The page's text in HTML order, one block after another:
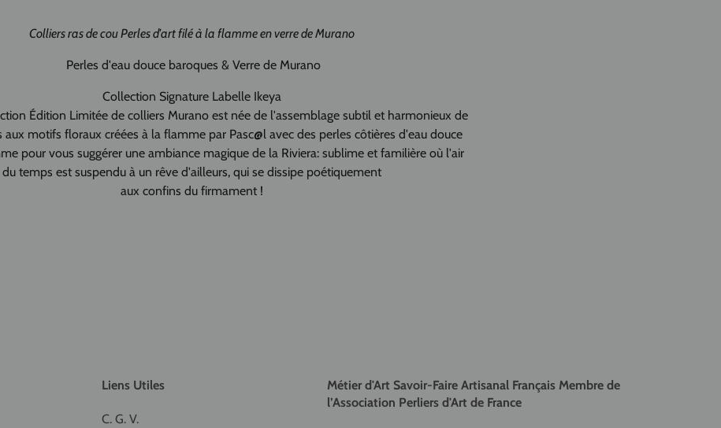
Colliers ras de cou Perles d'art filé à la flamme en verre de Murano
Perles d'eau douce baroques & Verre de Murano
Collection Signature Labelle Ikeya
Édition Limitée de colliers Murano est née de l'assemblage subtil et harmonieux de
aux motifs floraux créées à la flamme par Pasc@l avec des perles côtières d'eau douce
pour vous suggérer une ambiance magique de la Riviera: sublime et familière où l'air
du temps est suspendu à un rêve d'ailleurs, qui se dissipe poétiquement
aux confins du firmament !
Liens Utiles
C. G. V.
Métier d'Art Savoir-Faire Artisanal Français Membre de
l’Association Perliers d'Art de France